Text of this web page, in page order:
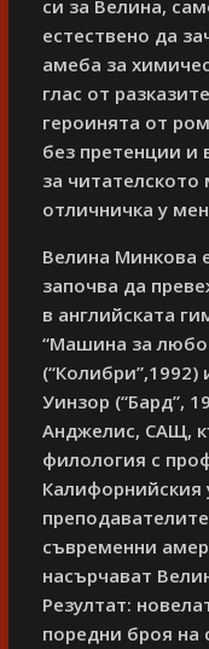
си за Велина,
естествено да
амеба за
глас от
героинята от
без претенции и
за читателското
отличничка у
Велина Минкова
започва да
в английската
“Машина за
(“Колибри”,1992)
Уинзор (“Бард”,
Анджелис, САЩ,
филология с
Калифорнийския
съвременни
насърчават
Резултат:
поредни броя на